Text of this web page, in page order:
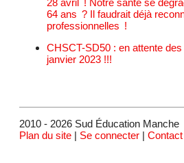
64 ans ? Il faudrait déjà
professionnelles !
CHSCT-SD50 : en attente
janvier 2023 !!!
2010 - 2026 Sud Éducation Manche
Plan du site | Se connecter | Contact